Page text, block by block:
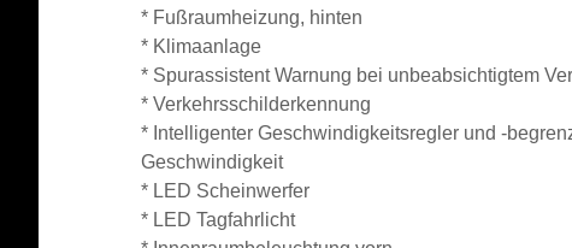
* Fußraumheizung, hinten
* Klimaanlage
* SpurassistentWarnung bei unbeabsichtigtem
* Verkehrsschilderkennung
* Intelligenter Geschwindigkeitsregler und -
Geschwindigkeit
* LED Scheinwerfer
* LED Tagfahrlicht